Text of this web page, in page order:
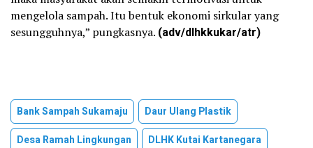
mengelola sampah. Itu bentuk ekonomi sirkular yang
sesungguhnya,” pungkasnya. (adv/dlhkkukar/atr)
Bank Sampah Sukamaju
Daur Ulang Plastik
Desa Ramah Lingkungan
DLHK Kutai Kartanegara